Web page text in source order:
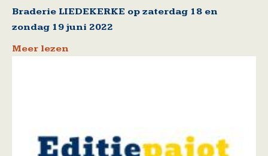
Braderie LIEDEKERKE op zaterdag 18 en
zondag 19 juni 2022
Meer lezen